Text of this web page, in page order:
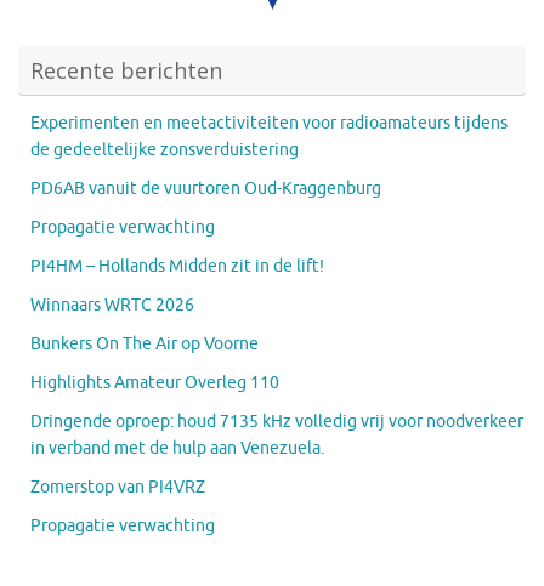
Recente berichten
Experimenten en meetactiviteiten voor radioamateurs tijdens
de gedeeltelijke zonsverduistering
PD6AB vanuit de vuurtoren Oud-Kraggenburg
Propagatie verwachting
PI4HM – Hollands Midden zit in de lift!
Winnaars WRTC 2026
Bunkers On The Air op Voorne
Highlights Amateur Overleg 110
Dringende oproep: houd 7135 kHz volledig vrij voor noodverkeer
in verband met de hulp aan Venezuela.
Zomerstop van PI4VRZ
Propagatie verwachting